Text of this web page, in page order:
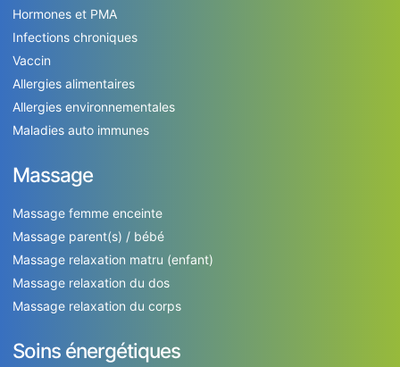
Hormones et PMA
Infections chroniques
Vaccin
Allergies alimentaires
Allergies environnementales
Maladies auto immunes
Massage
Massage femme enceinte
Massage parent(s) / bébé
Massage relaxation matru (enfant)
Massage relaxation du dos
Massage relaxation du corps
Soins énergétiques